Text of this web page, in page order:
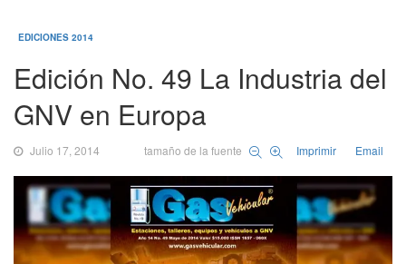
EDICIONES 2014
Edición No. 49 La Industria del
GNV en Europa
Julio 17, 2014 tamaño de la fuente Imprimir Email